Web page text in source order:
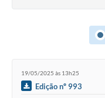
19/05/2025 às 13h25
Edição nº 993